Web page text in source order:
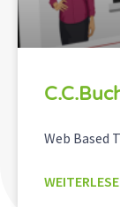
Web Based